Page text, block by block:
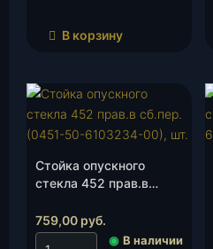
В корзину
Стойка опускного
стекла 452 прав.в
6103234-00), шт.
759,00 руб.
◉ В наличии